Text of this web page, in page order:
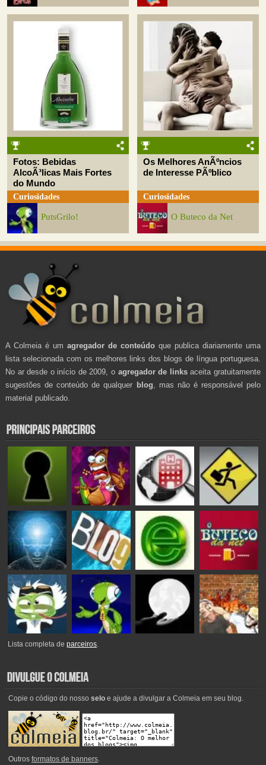
Fotos: Bebidas
AlcoÃ³licas Mais Fortes
do Mundo
Curiosidades
PutsGrilo!
Os Melhores AnÃºncios
de Interesse PÃºblico
Curiosidades
O Buteco da Net
A Colmeia é um agregador de conteúdo que publica diariamente uma
lista selecionada com os melhores links dos blogs de língua portuguesa.
No ar desde o início de 2009, o agregador de linksaceita gratuitamente
sugestões de conteúdo de qualquer blog , mas não é responsável pelo
material publicado.
Lista completa deparceiros.
Copie o código do nosso seloe ajude a divulgar a Colmeia em seu blog.
Outros formatos de banners.